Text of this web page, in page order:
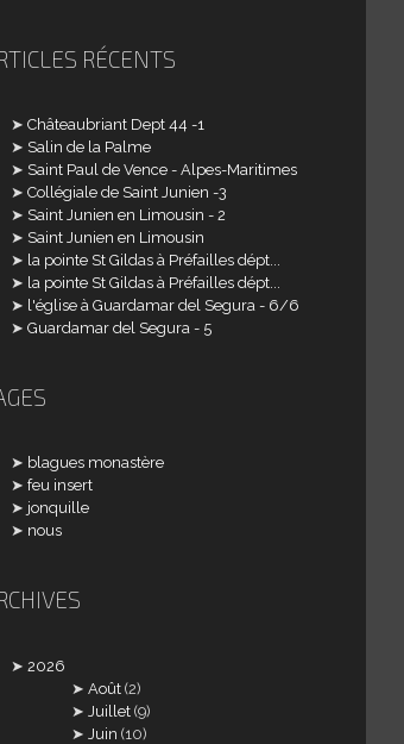
RÉCENTS
Châteaubriant Dept 44 -1
Salin de la Palme
Saint Paul de Vence - Alpes-Maritimes
Collégiale de Saint Junien -3
Saint Junien en Limousin - 2
Saint Junien en Limousin
la pointe St Gildas à Préfailles dépt...
la pointe St Gildas à Préfailles dépt...
l'église à Guardamar del Segura - 6/6
Guardamar del Segura - 5
blagues monastère
feu insert
jonquille
nous
2026
Août (2)
Juillet (9)
Juin (10)